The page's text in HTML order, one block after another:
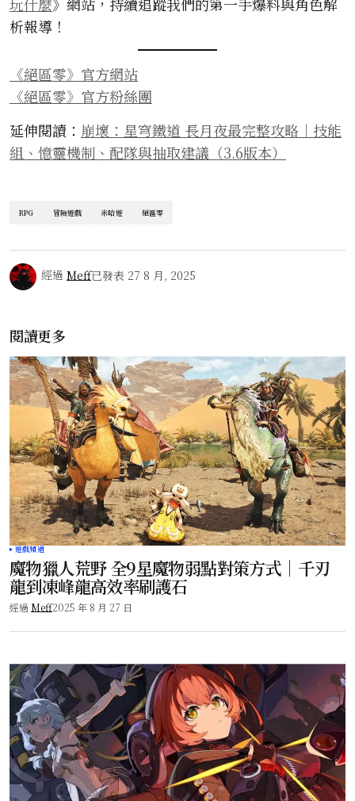
玩什麼》網站，持續追蹤我們的第一手爆料與角色解
析報導！
《絕區零》官方網站
《絕區零》官方粉絲團
延伸閱讀： 崩壞：星穹鐵道 長月夜最完整攻略｜技能
組、憶靈機制、配隊與抽取建議（3.6版本）
RPG 冒險遊戲 米哈遊 絕區零
經過 Meff已發表 27 8 月, 2025
閱讀更多
遊戲頻道
魔物獵人荒野 全9星魔物弱點對策方式｜千刃
龍到凍峰龍高效率刷護石
經過 Meff2025 年 8 月 27 日